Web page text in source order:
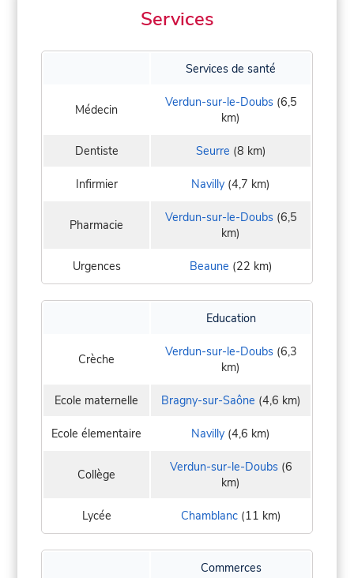
Services
Services de santé
Médecin Verdun-sur-le-Doubs(6,5
km)
Dentiste Seurre (8 km)
Infirmier Navilly (4,7 km)
Pharmacie Verdun-sur-le-Doubs(6,5
km)
Urgences Beaune (22 km)
Education
Crèche Verdun-sur-le-Doubs(6,3
km)
Ecole maternelle Bragny-sur-Saône (4,6 km)
Ecole élementaire Navilly (4,6 km)
Collège Verdun-sur-le-Doubs(6
km)
Lycée Chamblanc(11 km)
Commerces